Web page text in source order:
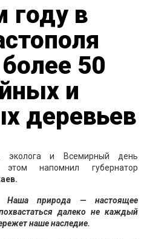
году в
50
и
деревьев
и Всемирный день
напомнил губернатор
Наша природа — настоящее
далеко не каждый
наше наследие.